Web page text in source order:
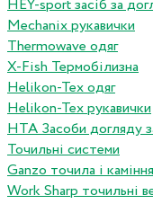
HEY-sport засіб за
Mechanix рукавички
Thermowave одяг
X-Fish Термобілизна
Helikon-Tex одяг
Helikon-Tex рукавички
HTA Засоби догляду
Точильні системи
Ganzo точила і каміння
Work Sharp точильні